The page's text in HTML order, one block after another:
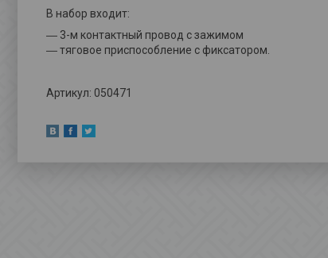
В набор входит:
― 3-м контактный провод с зажимом
― тяговое приспособление с фиксатором.
Артикул: 050471